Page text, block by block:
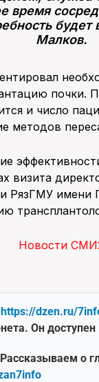
время
Малков.
почки.
и число
методов
визита
РязГМУ имени
Новости
https://dzen.ru/
Он доступен
о